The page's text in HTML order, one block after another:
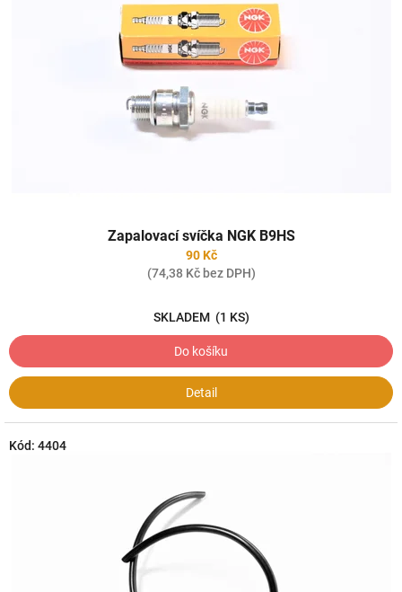
Zapalovací svíčka NGK B9HS
90 Kč
(74,38 Kč bez DPH)
SKLADEM (1 KS)
Do košíku
Detail
Kód: 4404